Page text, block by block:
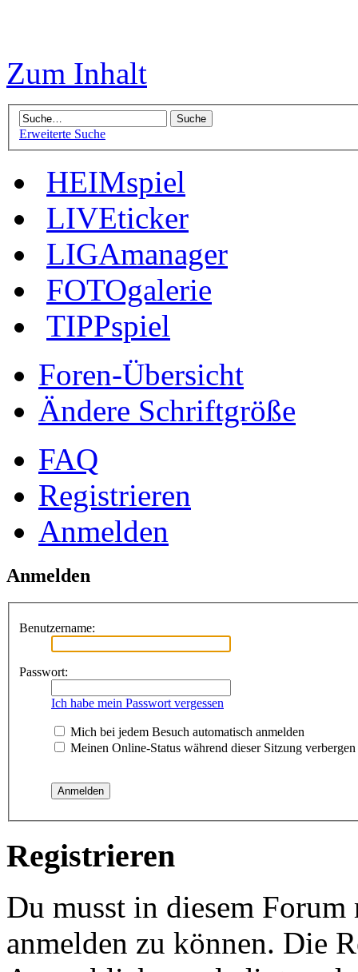
Zum Inhalt
Erweiterte Suche
HEIMspiel
LIVEticker
LIGAmanager
FOTOgalerie
TIPPspiel
Foren-Übersicht
Ändere Schriftgröße
FAQ
Registrieren
Anmelden
Anmelden
Benutzername:
Passwort:
Ich habe mein Passwort vergessen
Mich bei jedem Besuch automatisch anmelden
Meinen Online-Status während dieser Sitzung verbergen
Registrieren
Du musst in diesem
anmelden zu können. Die